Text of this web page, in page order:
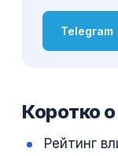
Telegram
Коротко
Рейтинг